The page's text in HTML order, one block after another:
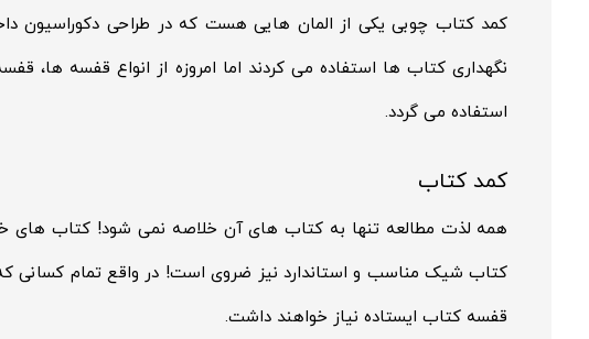
کمد کتاب چوبی یکی از المان هایی هست که در طراحی دکوراسیون
نگهداری کتاب ها استفاده می کردند اما امروزه از انواع قفسه ها،
استفاده می گردد.
کمد کتاب
همه لذت مطالعه تنها به کتاب های آن خلاصه نمی شود! کتاب های
کتاب شیک مناسب و استاندارد نیز ضروی است! در واقع تمام کسانی
قفسه کتاب ایستاده نیاز خواهند داشت.